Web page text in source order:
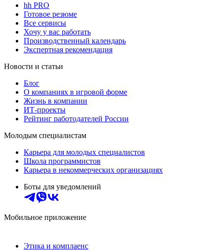
hh PRO
Готовое резюме
Все сервисы
Хочу у вас работать
Производственный календарь
Экспертная рекомендация
Новости и статьи
Блог
О компаниях в игровой форме
Жизнь в компании
ИТ-проекты
Рейтинг работодателей России
Молодым специалистам
Карьера для молодых специалистов
Школа программистов
Карьера в некоммерческих организациях
Боты для уведомлений
Мобильное приложение
Этика и комплаенс